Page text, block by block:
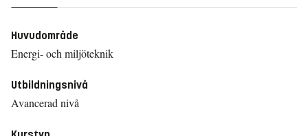
Huvudområde
Energi- och miljöteknik
Utbildningsnivå
Avancerad nivå